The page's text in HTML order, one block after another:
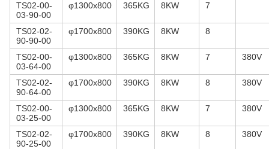
TS02-00-
03-90-00
φ1300x800 365KG 8KW 7
TS02-02-
90-90-00
φ1700x800 390KG 8KW 8
TS02-00-
03-64-00
φ1300x800 365KG 8KW 7 380V
TS02-02-
90-64-00
φ1700x800 390KG 8KW 8 380V
TS02-00-
03-25-00
φ1300x800 365KG 8KW 7 380V
TS02-02-
90-25-00
φ1700x800 390KG 8KW 8 380V